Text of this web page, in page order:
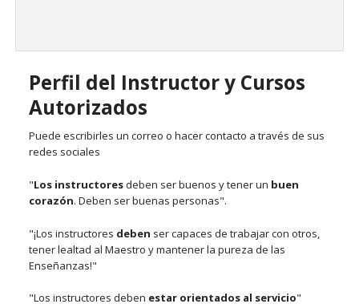
Perfil del Instructor y Cursos
Autorizados
Puede escribirles un correo o hacer contacto a través de sus
redes sociales
"Los instructoresdeben ser buenos y tener un buen
corazón. Deben ser buenas personas".
"¡Los instructores deben ser capaces de trabajar con otros,
tener lealtad al Maestro y mantener la pureza de las
Enseñanzas!"
"Los instructores deben estar orientados al servicio"